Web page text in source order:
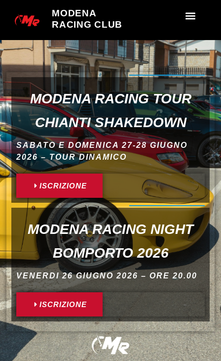
MODENA
RACING CLUB
MODENA RACING TOUR
CHIANTI SHAKEDOWN
SABATO E DOMENICA 27-28 GIUGNO
2026 – TOUR DINAMICO
ISCRIZIONE
MODENA RACING NIGHT
BOMPORTO 2026
VENERDI 26 GIUGNO 2026 – ORE 20.00
ISCRIZIONE